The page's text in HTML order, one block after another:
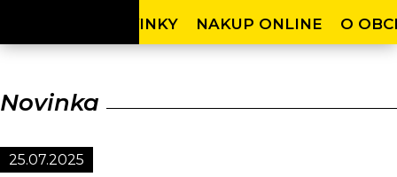
NOVINKY NAKUP ONLINE O
Novinka
25.07.2025